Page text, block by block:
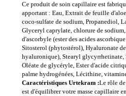
Ce produit de soin capillaire est
apportant : Eau, Extrait de feuille
coco-sulfate de sodium, Propanediol,
Glyceryl caprylate, chlorure de
d'ascorbyle (ester des acides
Sitosterol (phytostérol), Hyaluronate
hyaluronique), Stearyl
Oléate de glycéryle, Ester d'acide
palme hydrogénées, Lécithine,
Caractéristiques Urtekram :Le rôle
est d'équilibrer votre masse capillaire